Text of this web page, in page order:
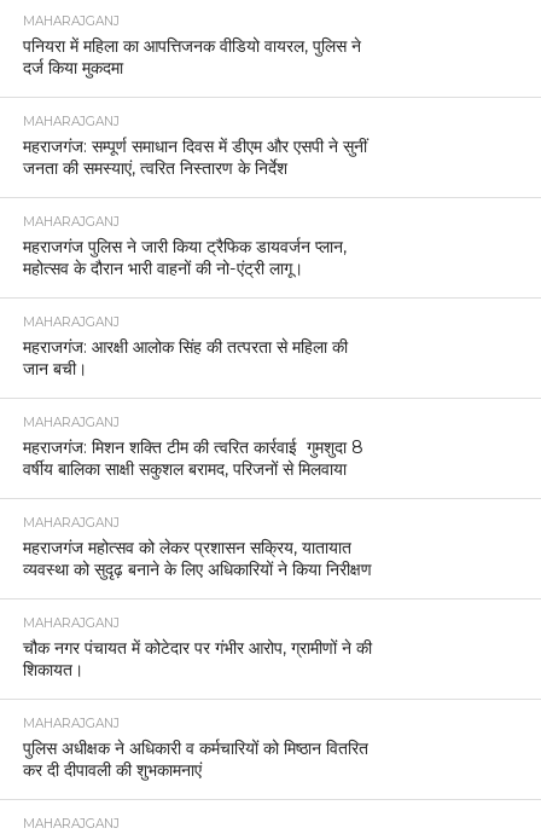
MAHARAJGANJ
पनियरा में महिला का आपत्तिजनक वीडियो वायरल, पुलिस ने
दर्ज किया मुकदमा
MAHARAJGANJ
महराजगंज: सम्पूर्ण समाधान दिवस में डीएम और एसपी ने सुनीं
जनता की समस्याएं, त्वरित निस्तारण के निर्देश
MAHARAJGANJ
महराजगंज पुलिस ने जारी किया ट्रैफिक डायवर्जन प्लान,
महोत्सव के दौरान भारी वाहनों की नो-एंट्री लागू।
MAHARAJGANJ
महराजगंज: आरक्षी आलोक सिंह की तत्परता से महिला की
जान बची।
MAHARAJGANJ
महराजगंज: मिशन शक्ति टीम की त्वरित कार्रवाई गुमशुदा 8
वर्षीय बालिका साक्षी सकुशल बरामद, परिजनों से मिलवाया
MAHARAJGANJ
महराजगंज महोत्सव को लेकर प्रशासन सक्रिय, यातायात
व्यवस्था को सुदृढ़ बनाने के लिए अधिकारियों ने किया निरीक्षण
MAHARAJGANJ
चौक नगर पंचायत में कोटेदार पर गंभीर आरोप, ग्रामीणों ने की
शिकायत।
MAHARAJGANJ
पुलिस अधीक्षक ने अधिकारी व कर्मचारियों को मिष्ठान वितरित
कर दी दीपावली की शुभकामनाएं
MAHARAJGANJ